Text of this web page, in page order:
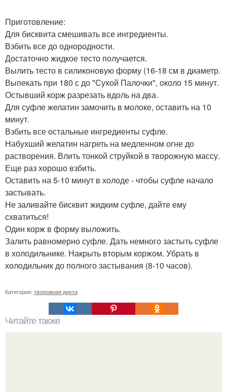
Приготовление:
Для бисквита смешивать все ингредиенты.
Взбить все до однородности.
Достаточно жидкое тесто получается.
Вылить тесто в силиконовую форму (16-18 см в диаметр.
Выпекать при 180 с до "Сухой Палочки", около 15 минут.
Остывший корж разрезать вдоль на два.
Для суфле желатин замочить в молоке, оставить на 10
минут.
Взбить все остальные ингредиенты суфле.
Набухший желатин нагреть на медленном огне до
растворения. Влить тонкой струйкой в творожную массу.
Еще раз хорошо взбить.
Оставить на 5-10 минут в холоде - чтобы суфле начало
застывать.
Не заливайте бисквит жидким суфле, дайте ему
схватиться!
Один корж в форму выложить.
Залить равномерно суфле. Дать немного застыть суфле
в холодильнике. Накрыть вторым коржом. Убрать в
холодильник до полного застывания (8-10 часов).
Категории: творожная диета
Читайте также